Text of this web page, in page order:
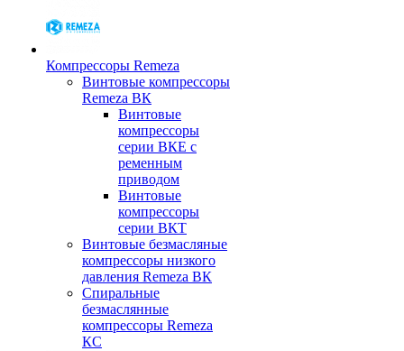
Компрессоры Remeza
Винтовые компрессоры
Remeza ВК
Винтовые
компрессоры
серии ВКЕ с
ременным
приводом
Винтовые
компрессоры
серии ВКТ
Винтовые безмасляные
компрессоры низкого
давления Remeza ВК
Спиральные
безмаслянные
компрессоры Remeza
КС